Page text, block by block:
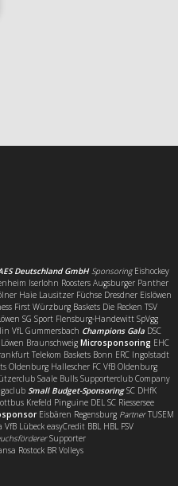
Deutschland GmbH SponsoringEishockey
Iserlohn Roosters Augsburger Panther
Haie Lausitzer Füchse Dresdner Eislöwen
First Würzburg Baskets Die Recken TSV
SG Sport Flensburg-Handewitt SpVgg
VfL Gummersbach Champions GalaDSC
Braunschweig Microsponsoring EHC
Telekom Baskets Bonn ERC Ingolstadt
Oldenburg Hallescher FC VfB Oldenburg
Saale Bulls Supporterclub Company
Small Budget-SponsoringSC DHfK
Krefeld Pinguine DEL SC Riessersee
Eisbären Regensburg PartnerTUSEM
Lübeck easyCredit BBL HBL FSV
Supporter
Rostock BR Volleys